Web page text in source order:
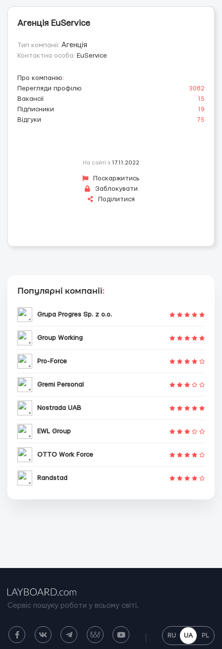
Агенція EuService
Тип компанії: Агенція
Контактна особа: EuService
Про компанію:
Перегляди профілю
3082
Вакансії
15
Підписники
19
Відгуки
75
На сайті з 17.11.2022
Поскаржитись
Заблокувати
Поділитися
Популярні компанії:
Grupa Progres Sp. z o.o.
Group Working
Pro-Force
Gremi Personal
Nostrada UAB
EWL Group
OTTO Work Force
Randstad
Сервіс пошуку роботи у всьому світі.
RU UA PL